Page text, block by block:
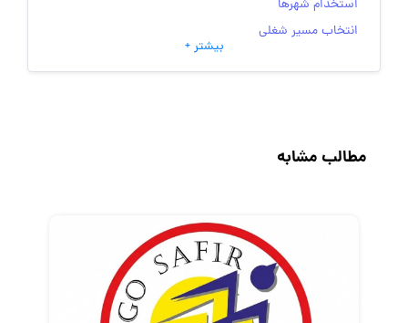
استخدام شهرها
انتخاب مسیر شغلی
به‌روزرسانی‌های سایت (کارجویی)
رزومه
گزارش‌های آماری
بیشتر +
مطالب مشابه